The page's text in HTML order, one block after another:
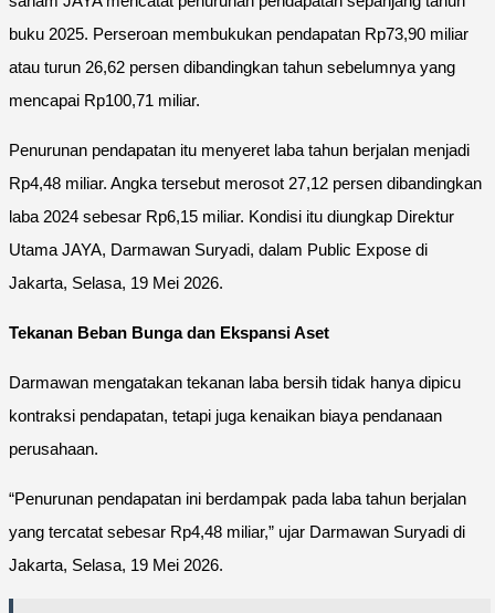
buku 2025. Perseroan membukukan pendapatan Rp73,90 miliar
atau turun 26,62 persen dibandingkan tahun sebelumnya yang
mencapai Rp100,71 miliar.
Penurunan pendapatan itu menyeret laba tahun berjalan menjadi
Rp4,48 miliar. Angka tersebut merosot 27,12 persen dibandingkan
laba 2024 sebesar Rp6,15 miliar. Kondisi itu diungkap Direktur
Utama JAYA, Darmawan Suryadi, dalam Public Expose di
Jakarta, Selasa, 19 Mei 2026.
Tekanan Beban Bunga dan Ekspansi Aset
Darmawan mengatakan tekanan laba bersih tidak hanya dipicu
kontraksi pendapatan, tetapi juga kenaikan biaya pendanaan
perusahaan.
“Penurunan pendapatan ini berdampak pada laba tahun berjalan
yang tercatat sebesar Rp4,48 miliar,” ujar Darmawan Suryadi di
Jakarta, Selasa, 19 Mei 2026.